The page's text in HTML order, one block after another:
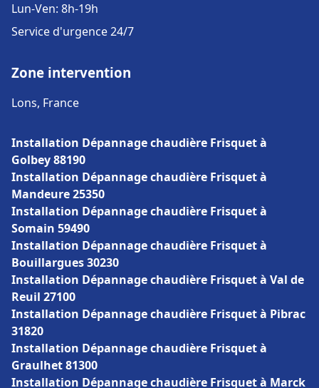
Lun-Ven: 8h-19h
Service d'urgence 24/7
Zone intervention
Lons, France
Installation Dépannage chaudière Frisquet à
Golbey 88190
Installation Dépannage chaudière Frisquet à
Mandeure 25350
Installation Dépannage chaudière Frisquet à
Somain 59490
Installation Dépannage chaudière Frisquet à
Bouillargues 30230
Installation Dépannage chaudière Frisquet à Val de
Reuil 27100
Installation Dépannage chaudière Frisquet à Pibrac
31820
Installation Dépannage chaudière Frisquet à
Graulhet 81300
Installation Dépannage chaudière Frisquet à Marck